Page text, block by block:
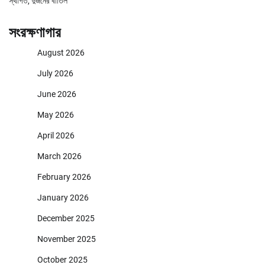
সংরক্ষণাগার
August 2026
July 2026
June 2026
May 2026
April 2026
March 2026
February 2026
January 2026
December 2025
November 2025
October 2025